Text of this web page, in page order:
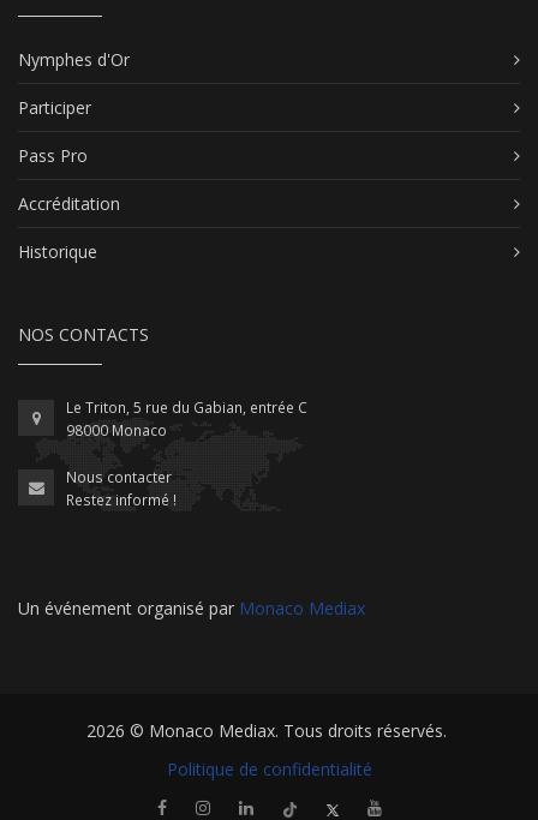
Nymphes d'Or
Participer
Pass Pro
Accréditation
Historique
NOS CONTACTS
Le Triton, 5 rue du Gabian, entrée C
98000 Monaco
Nous contacter
Restez informé !
Un événement organisé par Monaco Mediax
2026 © Monaco Mediax. Tous droits réservés.
Politique de confidentialité